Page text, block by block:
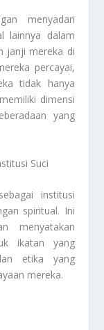
menyadari
lainnya dalam
janji mereka di
percayai,
tidak hanya
dimensi
yang
Suci
institusi
spiritual. Ini
menyatakan
ikatan yang
etika yang
mereka.